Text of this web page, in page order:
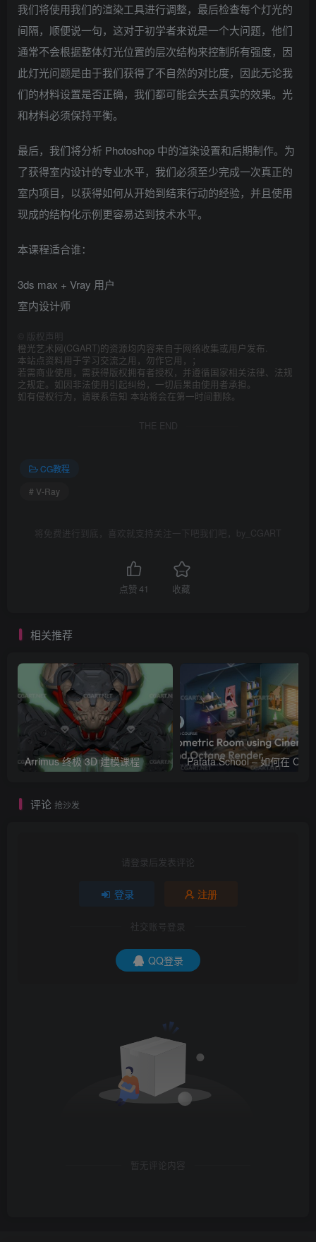
我们将使用我们的渲染工具进行调整，最后检查每个灯光的
间隔，顺便说一句，这对于初学者来说是一个大问题，他们
通常不会根据整体灯光位置的层次结构来控制所有强度，因
此灯光问题是由于我们获得了不自然的对比度，因此无论我
们的材料设置是否正确，我们都可能会失去真实的效果。光
和材料必须保持平衡。
最后，我们将分析 Photoshop 中的渲染设置和后期制作。为
了获得室内设计的专业水平，我们必须至少完成一次真正的
室内项目，以获得如何从开始到结束行动的经验，并且使用
现成的结构化示例更容易达到技术水平。
本课程适合谁：
3ds max + Vray 用户
室内设计师
版权声明
橙光艺术网(CGART)的资源均内容来自于网络收集或用户发布.
本站点资料用于学习交流之用，勿作它用，；
若需商业使用，需获得版权拥有者授权，并遵循国家相关法律、法规
之规定。如因非法使用引起纠纷，一切后果由使用者承担。
如有侵权行为，请联系告知 本站将会在第一时间删除。
THE END
CG教程
# V-Ray
将免费进行到底，喜欢就支持关注一下吧我们吧，by_CGART
点赞41 收藏
相关推荐
Arrimus 终极 3D 建模课程
评论 抢沙发
请登录后发表评论
登录 注册
社交账号登录
QQ登录
暂无评论内容